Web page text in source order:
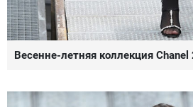
Весенне-летняя коллекция Chanel